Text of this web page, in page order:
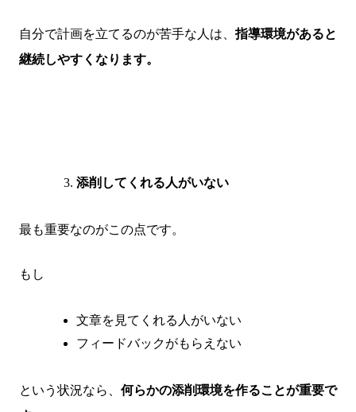
自分で計画を立てるのが苦手な人は、指導環境があると
継続しやすくなります。
添削してくれる人がいない
最も重要なのがこの点です。
もし
文章を見てくれる人がいない
フィードバックがもらえない
という状況なら、 何らかの添削環境を作ることが重要で